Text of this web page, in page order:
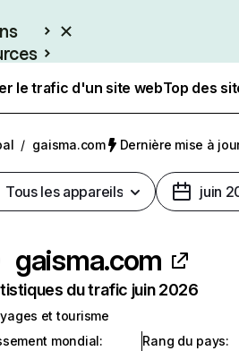
le trafic d'un site webTop des
/ gaisma.com Dernière mise à
Tous les appareils juin
gaisma.com
du trafic juin 2026
et tourisme
mondial:
Rang du pays: